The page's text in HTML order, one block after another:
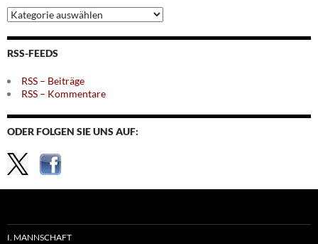
Archiv
nach
Themen
RSS-FEEDS
RSS – Beiträge
RSS – Kommentare
ODER FOLGEN SIE UNS AUF:
I. MANNSCHAFT